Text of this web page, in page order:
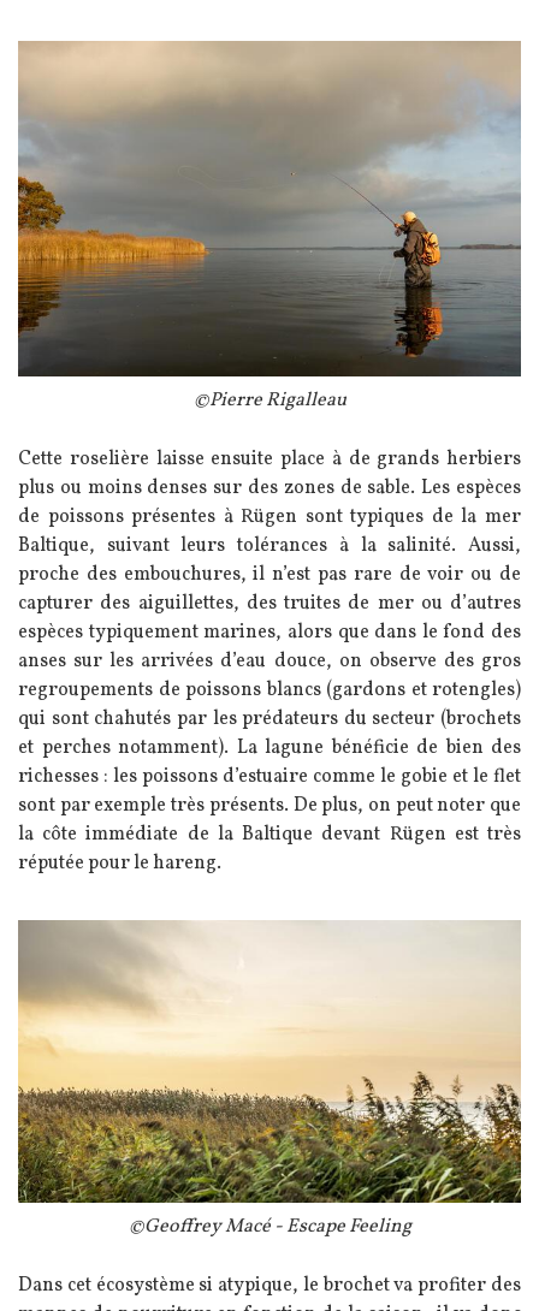
©Pierre Rigalleau
Texte
Cette roselière laisse ensuite place à de grands herbiers
plus ou moins denses sur des zones de sable. Les espèces
de poissons présentes à Rügen sont typiques de la mer
Baltique, suivant leurs tolérances à la salinité. Aussi,
proche des embouchures, il n’est pas rare de voir ou de
capturer des aiguillettes, des truites de mer ou d’autres
espèces typiquement marines, alors que dans le fond des
anses sur les arrivées d’eau douce, on observe des gros
regroupements de poissons blancs (gardons et rotengles)
qui sont chahutés par les prédateurs du secteur (brochets
et perches notamment). La lagune bénéficie de bien des
richesses : les poissons d’estuaire comme le gobie et le flet
sont par exemple très présents. De plus, on peut noter que
la côte immédiate de la Baltique devant Rügen est très
réputée pour le hareng.
©Geoffrey Macé - Escape Feeling
Texte
Dans cet écosystème si atypique, le brochet va profiter des